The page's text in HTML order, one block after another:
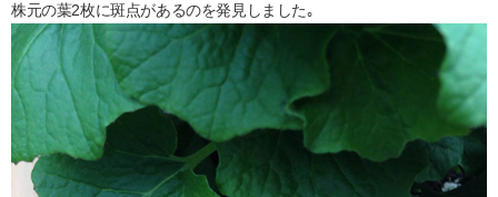
株元の葉2枚に斑点があるのを発見しました｡